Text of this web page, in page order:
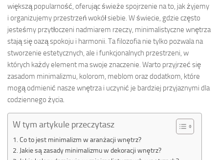
większą popularność, oferując świeże spojrzenie na to, jak żyjemy
i organizujemy przestrzeń wokół siebie. W świecie, gdzie często
jesteśmy przytłoczeni nadmiarem rzeczy, minimalistyczne wnętrza
stają się oazą spokoju i harmonii. Ta filozofia nie tylko pozwala na
stworzenie estetycznych, ale i funkcjonalnych przestrzeni, w
których każdy element ma swoje znaczenie. Warto przyjrzeć się
zasadom minimalizmu, kolorom, meblom oraz dodatkom, które
mogą odmienić nasze wnętrza i uczynić je bardziej przyjaznymi dla
codziennego życia.
W tym artykule przeczytasz
Co to jest minimalizm w aranżacji wnętrz?
Jakie są zasady minimalizmu w dekoracji wnętrz?